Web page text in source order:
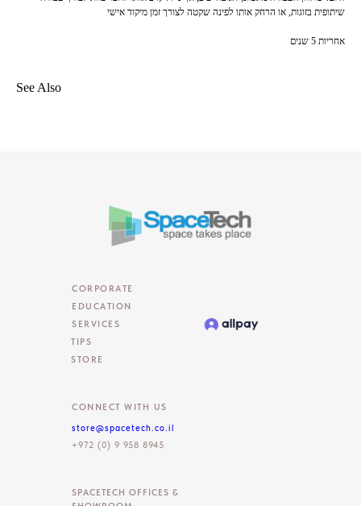
שיתופית בזוגות, או הרחק אותו לפינה שקטה לצורך זמן מיקוד אישי
אחריות 5 שנים
See Also
TIPS
STORE
CONNECT WITH US
store@spacetech.co.il
+972 (0) 9 958 8945
SPACETECH OFFICES &
SERVICES
CORPORATE
EDUCATION